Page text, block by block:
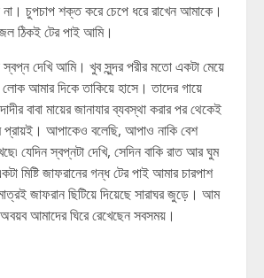
চুপচাপ শক্ত করে চেপে ধরে রাখেন আমাকে।
ঠিকই টের পাই আমি।
দেখি আমি। খুব সুন্দর পরীর মতো একটা মেয়ে
আমার দিকে তাকিয়ে হাসে। তাদের গায়ে
বাবা মায়ের জানাযার ব্যবস্থা করার পর থেকেই
আপাকেও বলেছি, আপাও নাকি বেশ
যেদিন স্বপ্নটা দেখি, সেদিন বাকি রাত আর ঘুম
মিষ্টি জাফরানের গন্ধ টের পাই আমার চারপাশ
জাফরান ছিটিয়ে দিয়েছে সারাঘর জুড়ে। আম
আমাদের ঘিরে রেখেছেন সবসময়।